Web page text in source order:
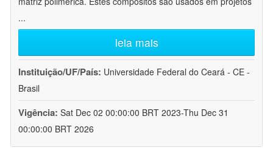
...
leia mais
Instituição/UF/País: Universidade Federal do Ceará - CE -
Brasil
Vigência: Sat Dec 02 00:00:00 BRT 2023-Thu Dec 31
00:00:00 BRT 2026